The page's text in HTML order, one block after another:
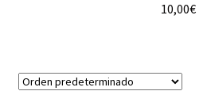
10,00€